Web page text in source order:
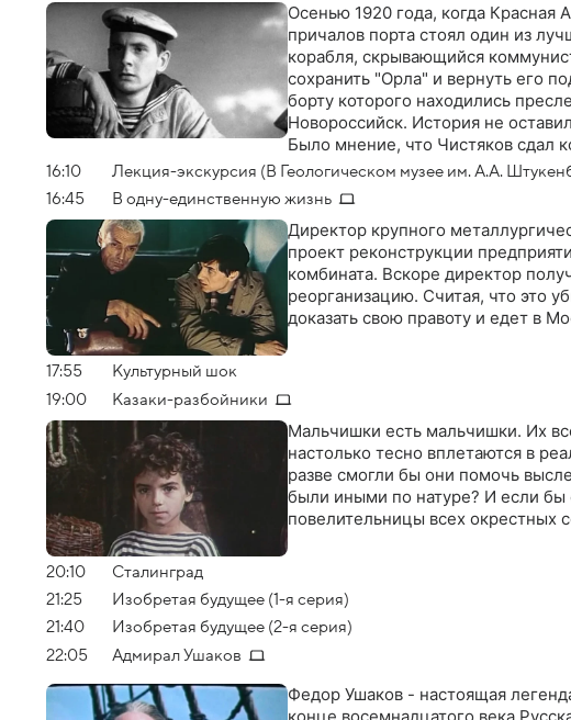
Осенью 1920 года, когда Красная
причалов порта стоял один из
корабля, скрывающийся
сохранить "Орла" и вернуть его
борту которого находились
Новороссийск. История не
Было мнение, что Чистяков сдал
Спустя много лет капитан
бескомпромиссности Чистякова,
пропавшего корабля. Водолазом
16:10
Лекция-экскурсия (В Геологическом музее им. А.А.
16:45
В одну-единственную жизнь
Директор крупного
проект реконструкции
комбината. Вскоре директор
реорганизацию. Считая, что это
доказать свою правоту и едет в
17:55
Культурный шок
19:00
Казаки-разбойники
Мальчишки есть мальчишки. Их
настолько тесно вплетаются в
разве смогли бы они помочь
были иными по натуре? И если бы
повелительницы всех окрестных
20:10
Сталинград
21:25
Изобретая будущее (1-я серия)
21:40
Изобретая будущее (2-я серия)
22:05
Адмирал Ушаков
Федор Ушаков - настоящая
конце восемнадцатого века